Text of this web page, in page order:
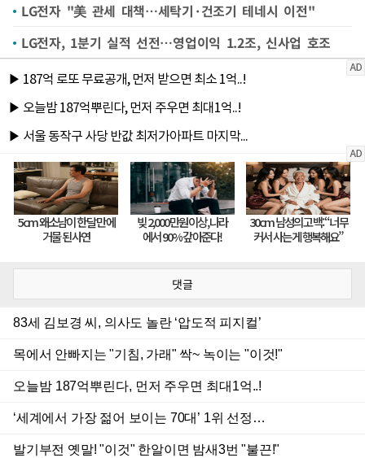
LG전자 "美 관세 대책…세탁기·건조기 테네시 이전"
LG전자, 1분기 실적 선전…영업이익 1.2조, 신사업 호조
댓글